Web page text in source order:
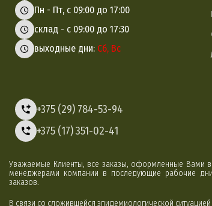
Пн - Пт, с 09:00 до 17:00
склад - с 09:00 до 17:30
выходные дни: Сб, Вс
+375 (29) 784-53-94
+375 (17) 351-02-41
Уважаемые Клиенты, все заказы, оформленные Вами
менеджерами компании в последующие рабочие
заказов.
В связи со сложившейся эпидемиологической